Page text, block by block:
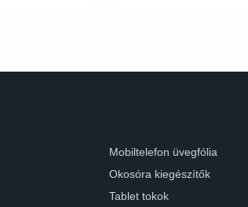
Mobiltelefon üvegfólia
Okosóra kiegészítők
Tablet tokok